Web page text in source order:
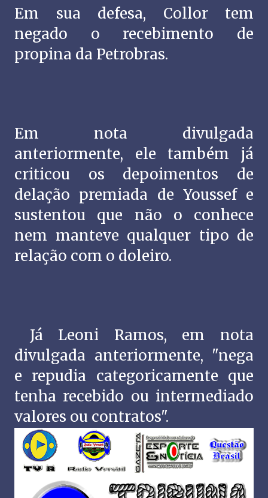
Em sua defesa, Collor tem
negado o recebimento de
propina da Petrobras.
Em nota divulgada
anteriormente, ele também já
criticou os depoimentos de
delação premiada de Youssef e
sustentou que não o conhece
nem manteve qualquer tipo de
relação com o doleiro.
Já Leoni Ramos, em nota
divulgada anteriormente, "nega
e repudia categoricamente que
tenha recebido ou intermediado
valores ou contratos".